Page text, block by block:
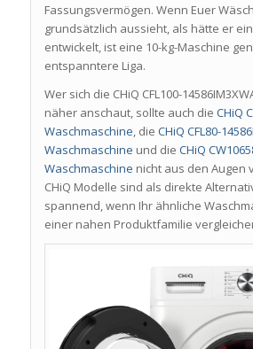
Fassungsvermögen. Wenn Euer
grundsätzlich aussieht, als hätte er
entwickelt, ist eine 10-kg-Maschine
entspanntere Liga.
Wer sich die CHiQ CFL100-
näher anschaut, sollte auch die CHiQ
Waschmaschine, die CHiQ CFL80-
Waschmaschine und die CHiQ
Waschmaschine nicht aus den Augen
CHiQ Modelle sind als direkte
spannend, wenn Ihr ähnliche
einer nahen Produktfamilie